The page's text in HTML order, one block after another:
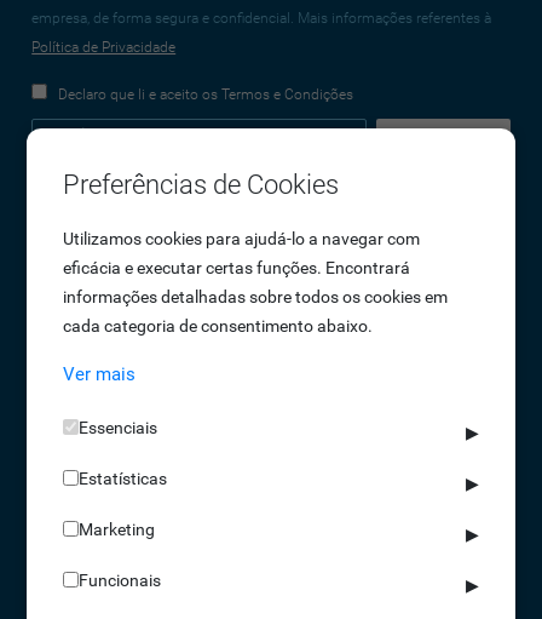
empresa, de forma segura e confidencial. Mais informações referentes à
Política de Privacidade
Declaro que li e aceito os Termos e Condições
Empresa
Sobre Nós
Oportunidades de Emprego
Termos e Condições
Política de Privacidade
Livro de reclamações
Soluções
Preferências de Cookies
Utilizamos cookies para ajudá-lo a navegar com
eficácia e executar certas funções. Encontrará
informações detalhadas sobre todos os cookies em
cada categoria de consentimento abaixo.
Ver mais
Essenciais ▶
Estatísticas ▶
Marketing ▶
Funcionais ▶